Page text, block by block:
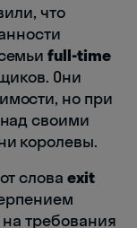
что
full-time
Они
но при
своими
королевы.
словаexit
требования